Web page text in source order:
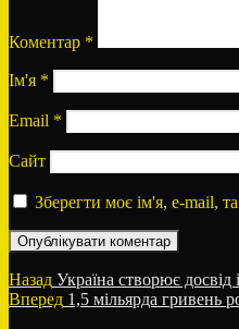
Коментар *
Ім'я *
Email *
Сайт
Зберегти моє ім'я, e-mail,
Навігація
записів
Назад Попередній
запис:
Україна створює
Вперед Наступний
1,5 мільярда гривень